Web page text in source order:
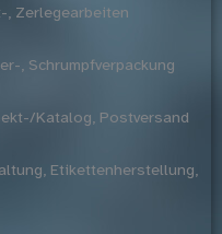
, Zerlegearbeiten
, Schrumpfverpackung
Katalog, Postversand
Etikettenherstellung,